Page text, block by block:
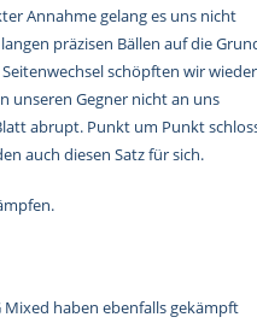
Annahme gelang es uns nicht
präzisen Bällen auf die
schöpften wir wieder
unseren Gegner nicht an uns
abrupt. Punkt um Punkt
auch diesen Satz für sich.
Mixed haben ebenfalls gekämpft